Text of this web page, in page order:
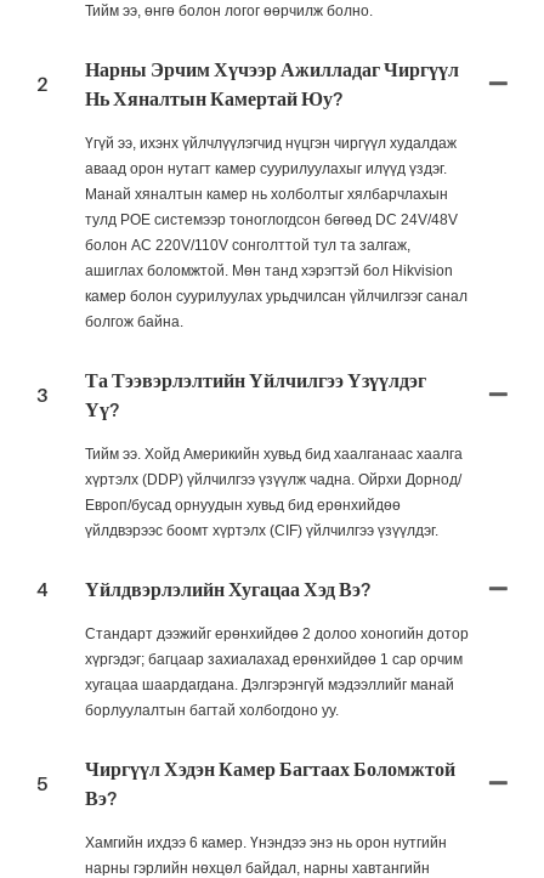
Тийм ээ, өнгө болон логог өөрчилж болно.
2
Нарны Эрчим Хүчээр Ажилладаг Чиргүүл
Нь Хяналтын Камертай Юу?
Үгүй ээ, ихэнх үйлчлүүлэгчид нүцгэн чиргүүл худалдаж
аваад орон нутагт камер суурилуулахыг илүүд үздэг.
Манай хяналтын камер нь холболтыг хялбарчлахын
тулд POE системээр тоноглогдсон бөгөөд DC 24V/48V
болон AC 220V/110V сонголттой тул та залгаж,
ашиглах боломжтой. Мөн танд хэрэгтэй бол Hikvision
камер болон суурилуулах урьдчилсан үйлчилгээг санал
болгож байна.
3
Та Тээвэрлэлтийн Үйлчилгээ Үзүүлдэг
Үү?
Тийм ээ. Хойд Америкийн хувьд бид хаалганаас хаалга
хүртэлх (DDP) үйлчилгээ үзүүлж чадна. Ойрхи Дорнод/
Европ/бусад орнуудын хувьд бид ерөнхийдөө
үйлдвэрээс боомт хүртэлх (CIF) үйлчилгээ үзүүлдэг.
4 Үйлдвэрлэлийн Хугацаа Хэд Вэ?
Стандарт дээжийг ерөнхийдөө 2 долоо хоногийн дотор
хүргэдэг; багцаар захиалахад ерөнхийдөө 1 сар орчим
хугацаа шаардагдана. Дэлгэрэнгүй мэдээллийг манай
борлуулалтын багтай холбогдоно уу.
5
Чиргүүл Хэдэн Камер Багтаах Боломжтой
Вэ?
Хамгийн ихдээ 6 камер. Үнэндээ энэ нь орон нутгийн
нарны гэрлийн нөхцөл байдал, нарны хавтангийн